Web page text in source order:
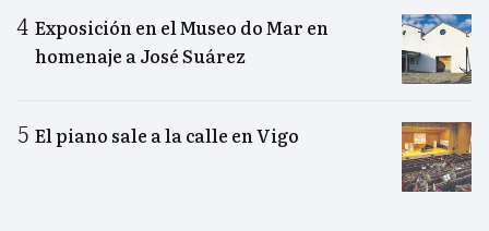
Exposición en el Museo do Mar en
homenaje a José Suárez
El piano sale a la calle en Vigo